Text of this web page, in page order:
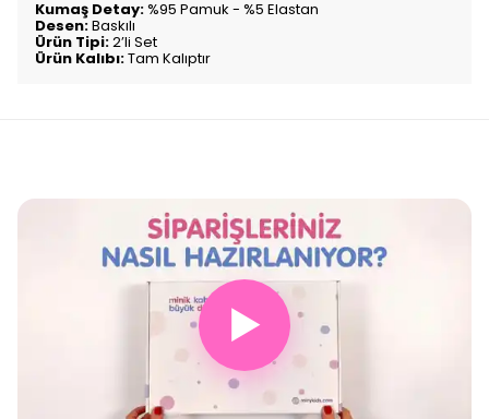
Kumaş Detay:%95 Pamuk - %5 Elastan
Desen:Baskılı
Ürün Tipi:2’li Set
Ürün Kalıbı:Tam Kalıptır
▶